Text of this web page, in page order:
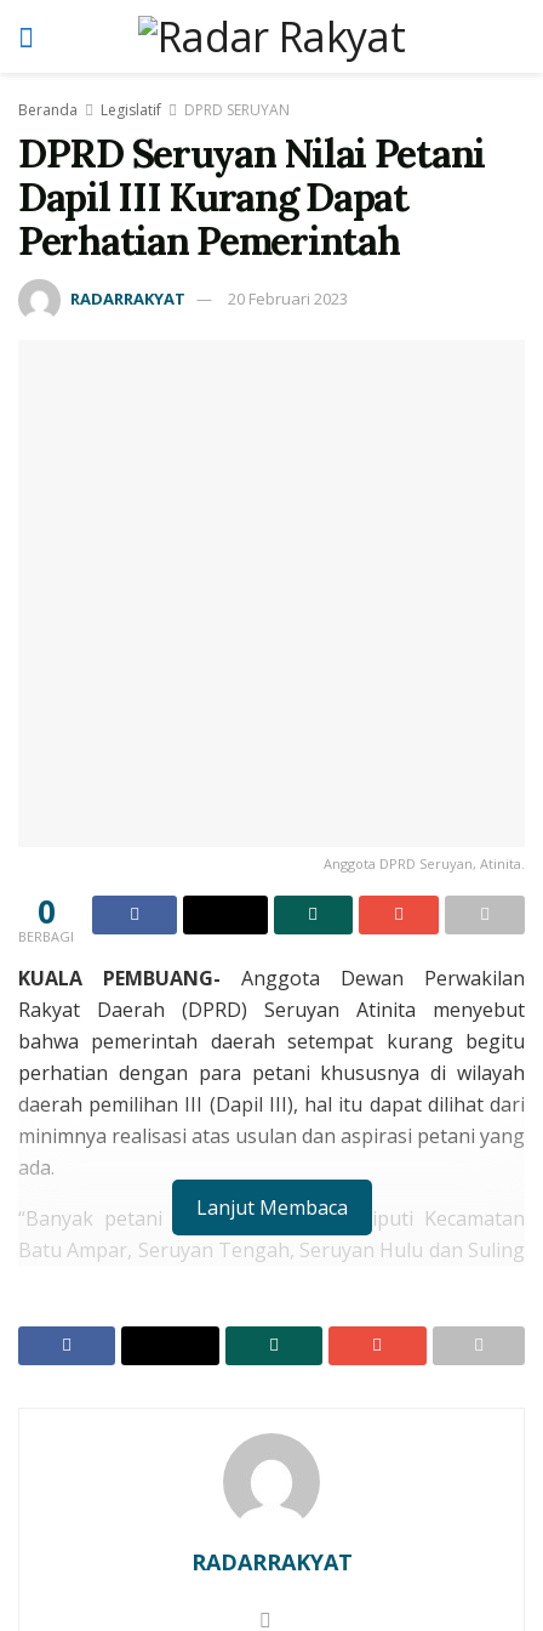
Beranda Legislatif DPRD SERUYAN
DPRD Seruyan Nilai Petani
Dapil III Kurang Dapat
Perhatian Pemerintah
RADARRAKYAT 20 Februari 2023
Anggota DPRD Seruyan, Atinita.
0
BERBAGI
KUALA PEMBUANG- Anggota Dewan Perwakilan
Rakyat Daerah (DPRD) Seruyan Atinita menyebut
bahwa pemerintah daerah setempat kurang begitu
perhatian dengan para petani khususnya di wilayah
daerah pemilihan III (Dapil III), hal itu dapat dilihat dari
minimnya realisasi atas usulan dan aspirasi petani yang
ada.
“Banyak petani di Dapil III yang meliputi Kecamatan
Batu Ampar, Seruyan Tengah, Seruyan Hulu dan Suling
reses tak satu pun direalisasikan, sehingga kami
Melalui Harlah PKB ke 27, Legislator PKB Seruyan
Sejumlah Anggota DPRD Seruyan
Lanjut Membaca
RADARRAKYAT